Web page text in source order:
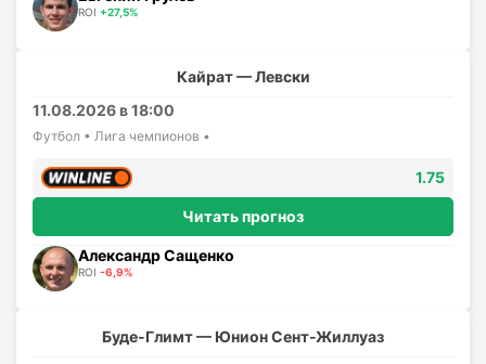
ROI +27,5%
Кайрат — Левски
11.08.2026 в 18:00
Футбол • Лига чемпионов •
1.75
Читать прогноз
Александр Сащенко
ROI -6,9%
Буде-Глимт — Юнион Сент-Жиллуаз